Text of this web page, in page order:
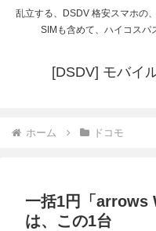
乱立する、DSDV 格安スマホの
SIMも含めて、ハイコスパ
[DSDV] モバイ
ホーム ドコモ
一括1円「arrows
は、この1台